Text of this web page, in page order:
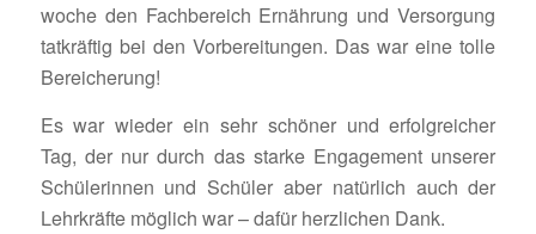
woche den Fach­be­reich Ernäh­rung und Versor­gung
tatkräftig bei den Vorbe­rei­tungen. Das war eine tolle
Bereicherung!
Es war wieder ein sehr schöner und erfolg­rei­cher
Tag, der nur durch das starke Enga­ge­ment unserer
Schü­le­rinnen und Schüler aber natür­lich auch der
Lehr­kräfte möglich war – dafür herz­li­chen Dank.